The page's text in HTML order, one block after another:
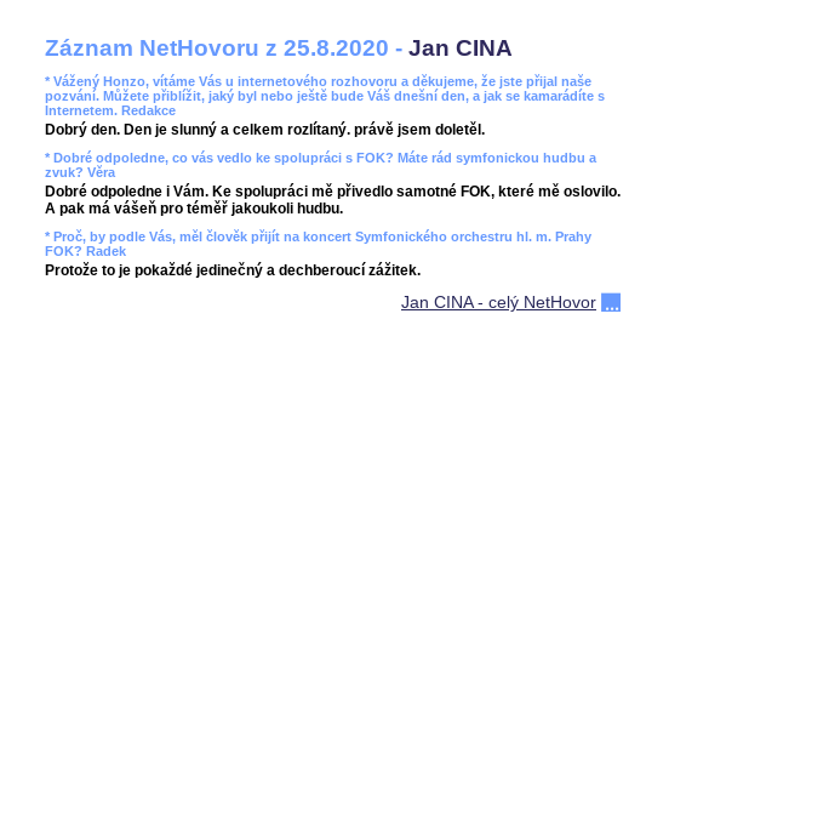
Záznam NetHovoru z 25.8.2020 - Jan CINA
* Vážený Honzo, vítáme Vás u internetového rozhovoru a děkujeme, že jste přijal naše
pozvání. Můžete přiblížit, jaký byl nebo ještě bude Váš dnešní den, a jak se kamarádíte s
Internetem. Redakce
Dobrý den. Den je slunný a celkem rozlítaný. právě jsem doletěl.
* Dobré odpoledne, co vás vedlo ke spolupráci s FOK? Máte rád symfonickou hudbu a
zvuk? Věra
Dobré odpoledne i Vám. Ke spolupráci mě přivedlo samotné FOK, které mě oslovilo.
A pak má vášeň pro téměř jakoukoli hudbu.
* Proč, by podle Vás, měl člověk přijít na koncert Symfonického orchestru hl. m. Prahy
FOK? Radek
Protože to je pokaždé jedinečný a dechberoucí zážitek.
Jan CINA - celý NetHovor